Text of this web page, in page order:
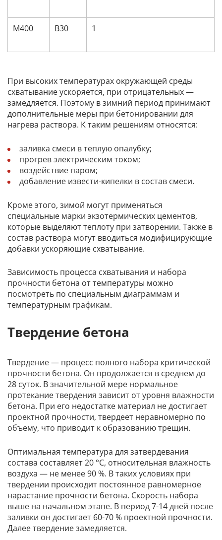
М400 В30 1
При высоких температурах окружающей среды
схватывание ускоряется, при отрицательных —
замедляется. Поэтому в зимний период принимают
дополнительные меры при бетонировании для
нагрева раствора. К таким решениям относятся:
заливка смеси в теплую опалубку;
прогрев электрическим током;
воздействие паром;
добавление извести-кипелки в состав смеси.
Кроме этого, зимой могут применяться
специальные марки экзотермических цементов,
которые выделяют теплоту при затворении. Также в
состав раствора могут вводиться модифицирующие
добавки ускоряющие схватывание.
Зависимость процесса схватывания и набора
прочности бетона от температуры можно
посмотреть по специальным диаграммам и
температурным графикам.
Твердение бетона
Твердение — процесс полного набора критической
прочности бетона. Он продолжается в среднем до
28 суток. В значительной мере нормальное
протекание твердения зависит от уровня влажности
бетона. При его недостатке материал не достигает
проектной прочности, твердеет неравномерно по
объему, что приводит к образованию трещин.
Оптимальная температура для затвердевания
состава составляет 20 °C, относительная влажность
воздуха — не менее 90 %. В таких условиях при
твердении происходит постоянное равномерное
нарастание прочности бетона. Скорость набора
выше на начальном этапе. В период 7-14 дней после
заливки он достигает 60-70 % проектной прочности.
Далее твердение замедляется.